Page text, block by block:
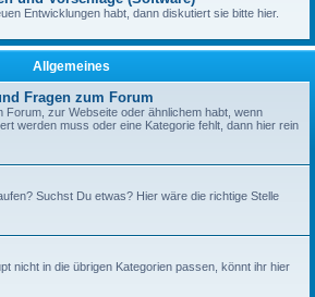
Entwicklungen habt, dann diskutiert sie bitte hier.
Allgemeines
Fragen zum Forum
Forum, zur Webseite oder ähnlichem habt, wenn
werden muss oder eine Kategorie fehlt, dann hier rein
Suchst Du etwas? Hier wäre die richtige Stelle
nicht in die übrigen Kategorien passen, könnt ihr hier